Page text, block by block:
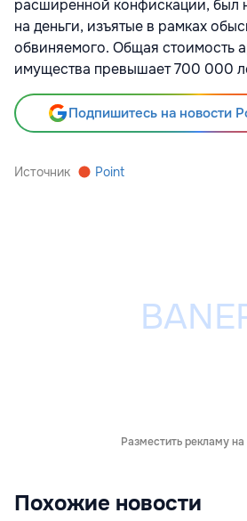
расширенной конфискации, был
на деньги, изъятые в рамках
обвиняемого. Общая стоимость
имущества превышает 700 000
Подпишитесь на новости
Источник Point
Разместить рекламу на
Похожие новости